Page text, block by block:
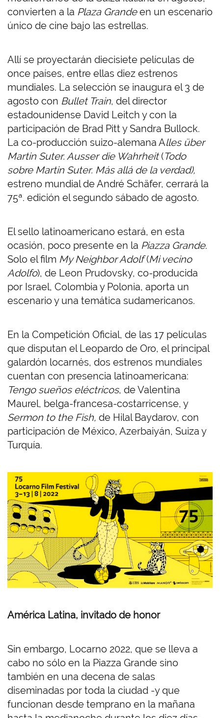
convierten a la Plaza Grandeen un escenario
único de cine bajo las estrellas.
Allí se proyectarán diecisiete películas de
once países, entre ellas diez estrenos
mundiales. La selección se inaugura el 3 de
agosto con Bullet Train, del director
estadounidense David Leitch y con la
participación de Brad Pitt y Sandra Bullock.
La co-producción suizo-alemana Alles über
Martin Suter. Ausser die Wahrheit(Todo
sobre Martin Suter. Más allá de la verdad),
estreno mundial de André Schäfer, cerrará la
75ª. edición el segundo sábado de agosto.
El sello latinoamericano estará, en esta
ocasión, poco presente en la Piazza Grande.
Solo el film My Neighbor Adolf(Mi vecino
Adolfo), de Leon Prudovsky, co-producida
por Israel, Colombia y Polonia, aporta un
escenario y una temática sudamericanos.
En la Competición Oficial, de las 17 películas
que disputan el Leopardo de Oro, el principal
galardón locarnés, dos estrenos mundiales
cuentan con presencia latinoamericana:
Tengo sueños eléctricos, de Valentina
Maurel, belga-francesa-costarricense, y
Sermon to the Fish, de Hilal Baydarov, con
participación de México, Azerbaiyán, Suiza y
Turquía.
América Latina, invitado de honor
Sin embargo, Locarno 2022, que se lleva a
cabo no sólo en la Piazza Grande sino
también en una decena de salas
diseminadas por toda la ciudad -y que
funcionan desde temprano en la mañana